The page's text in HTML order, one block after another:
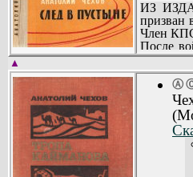
ИЗ
призван
Член
После
Сборник
▲
Ⓐ